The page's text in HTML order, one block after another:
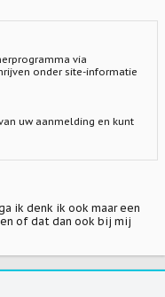
via
onder site-informatie
uw aanmelding en kunt
ik denk ik ook maar een
of dat dan ook bij mij